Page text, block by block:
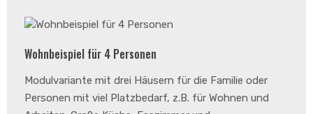
Wohnbeispiel für 4 Personen
Modulvariante mit drei Häusern für die Familie oder
Personen mit viel Platzbedarf, z.B. für Wohnen und